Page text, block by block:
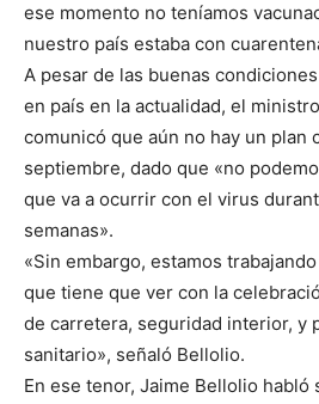
ese momento no teníamos
nuestro país estaba con
A pesar de las buenas
en país en la actualidad, el
comunicó que aún no hay un plan
septiembre, dado que «no
que va a ocurrir con el virus
semanas».
«Sin embargo, estamos
que tiene que ver con la
de carretera, seguridad interior, y
sanitario», señaló Bellolio.
En ese tenor, Jaime Bellolio habló